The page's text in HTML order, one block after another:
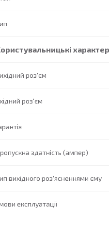
роз'єм
роз'єм
здатність (ампер)
вихідного роз'ясненнями єму
експлуатації